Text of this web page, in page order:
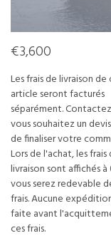
€3,600
Les frais de livraison
article seront facturés
séparément.
vous souhaitez un
de finaliser votre
Lors de l'achat, les frais
livraison sont affichés à
vous serez redevable
frais. Aucune
faite avant
ces frais.